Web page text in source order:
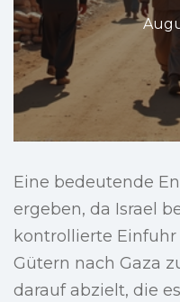
Eine bedeutende
ergeben, da Israel
kontrollierte
Gütern nach Gaza
darauf abzielt, die